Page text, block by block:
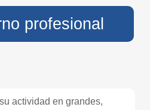
profesional
actividad en grandes,